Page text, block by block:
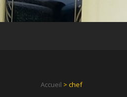
Accueil > chef